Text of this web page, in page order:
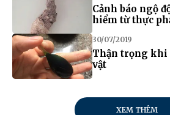
Cảnh báo ngộ
hiểm từ thực
30/07/2019
Thận trọng khi
vật
XEM THÊM